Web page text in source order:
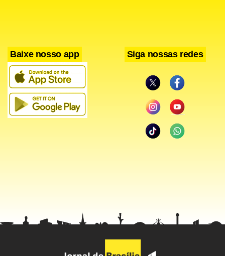
Facebook
WhatsApp
LinkedIn
Twitter Telegram
Share
Baixe nosso app Siga nossas redes